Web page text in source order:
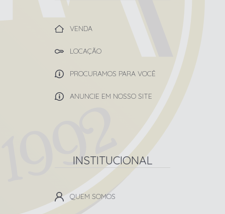
VENDA
LOCAÇÃO
PROCURAMOS PARA VOCÊ
ANUNCIE EM NOSSO SITE
INSTITUCIONAL
QUEM SOMOS